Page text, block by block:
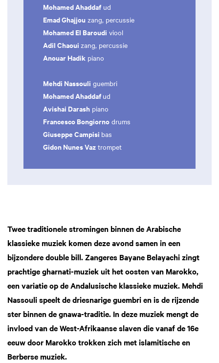
Mohamed Ahaddaf ud
Emad Ghajjou zang, percussie
Mohamed El Baroudi viool
Adil Chaoui zang, percussie
Anouar Hadik piano
Mehdi Nassouli guembri
Mohamed Ahaddaf ud
Avishai Darash piano
Francesco Bongiorno drums
Giuseppe Campisi bas
Gidon Nunes Vaz trompet
Twee traditionele stromingen binnen de Arabische
klassieke muziek komen deze avond samen in een
bijzondere double bill. Zangeres Bayane Belayachi zingt
prachtige gharnati-muziek uit het oosten van Marokko,
een variatie op de Andalusische klassieke muziek. Mehdi
Nassouli speelt de driesnarige guembri en is de rijzende
ster binnen de gnawa-traditie. In deze muziek mengt de
invloed van de West-Afrikaanse slaven die vanaf de 16e
eeuw door Marokko trokken zich met islamitische en
Berberse muziek.
Inzoomen Inzoomen